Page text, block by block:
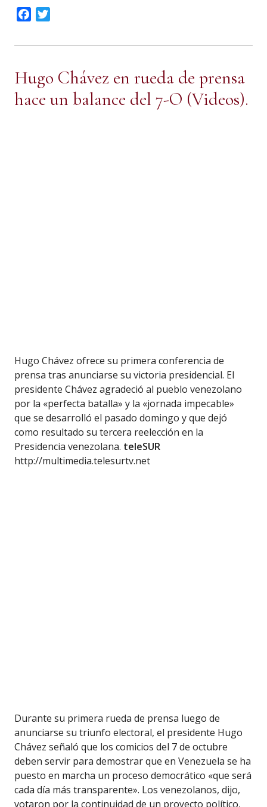
Facebook
Hugo Chávez en rueda de prensa
hace un balance del 7-O (Videos).
Hugo Chávez ofrece su primera conferencia de
prensa tras anunciarse su victoria presidencial. El
presidente Chávez agradeció al pueblo venezolano
por la «perfecta batalla» y la «jornada impecable»
que se desarrolló el pasado domingo y que dejó
como resultado su tercera reelección en la
Presidencia venezolana. teleSUR
http://multimedia.telesurtv.net
Durante su primera rueda de prensa luego de
anunciarse su triunfo electoral, el presidente Hugo
Chávez señaló que los comicios del 7 de octubre
deben servir para demostrar que en Venezuela se ha
puesto en marcha un proceso democrático «que será
cada día más transparente». Los venezolanos, dijo,
votaron por la continuidad de un proyecto político,